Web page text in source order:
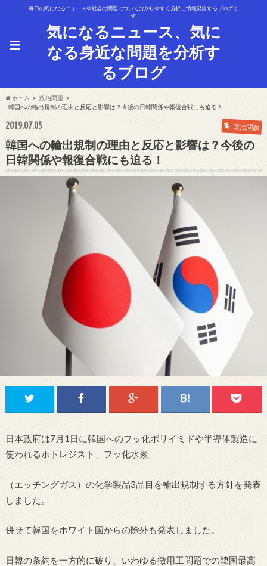
毎日の気になるニュースや社会の問題について分かりやすく分析し情報発信するブログで
す
気になるニュース、気に
なる身近な問題を分析す
るブログ
≡
ホーム
政治問題
韓国への輸出規制の理由と反応と影響は？今後の日韓関係や報復合戦にも迫る！
2019.07.05 政治問題
韓国への輸出規制の理由と反応と影響は？今後の
日韓関係や報復合戦にも迫る！
日本政府は7月1日に韓国へのフッ化ポリイミドや半導体製造に
使われるホトレジスト、フッ化水素
（エッチングガス）の化学製品3品目を輸出規制する方針を発表
しました。
併せて韓国をホワイト国からの除外も発表しました。
日韓の条約を一方的に破り、いわゆる徴用工問題での韓国最高